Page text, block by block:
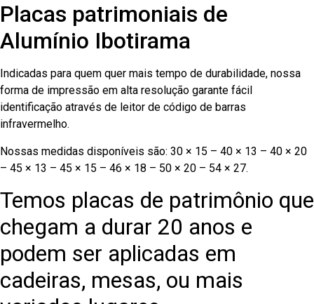
Placas patrimoniais de
Alumínio Ibotirama
Indicadas para quem quer mais tempo de durabilidade, nossa
forma de impressão em alta resolução garante fácil
identificação através de leitor de código de barras
infravermelho.
Nossas medidas disponíveis são: 30 × 15 – 40 × 13 – 40 × 20
– 45 × 13 – 45 × 15 – 46 × 18 – 50 × 20 – 54 × 27.
Temos placas de patrimônio que
chegam a durar 20 anos e
podem ser aplicadas em
cadeiras, mesas, ou mais